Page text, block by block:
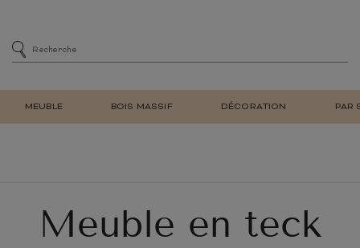
MEUBLE
BIBLIOTHÈQUE
CHAUSSURES
SIÈGE
TABOURET DE BAR
BANC
BOIS MASSIF DÉCORATION PAR
Meuble en teck